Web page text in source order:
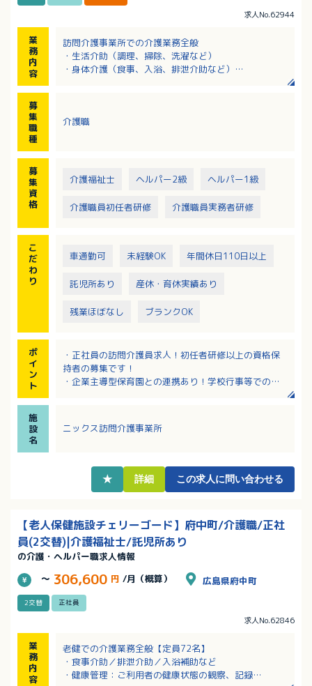
求人No.62944
業
務
内
容
訪問介護事業所での介護業務全般
・生活介助（調理、掃除、洗濯など）
・身体介護（食事、入浴、排泄介助など）
あり
募
集
職
種
介護職
募
集
資
格
介護福祉士 ヘルパー2級 ヘルパー1級
介護職員初任者研修 介護職員実務者研修
こ
だ
わ
り
車通勤可 未経験OK 年間休日110日以上
託児所あり 産休・育休実績あり
残業ほぼなし ブランクOK
ポ
イ
ン
ト
・正社員の訪問介護員求人！初任者研修以上の資格保
持者の募集です！
・企業主導型保育園との連携あり！学校行事等での休
トの予定がたてやすく働きやすい！
・最初は先輩職員が同行しますので、経験の浅い方で
施
設
名
ニックス訪問介護事業所
★ 詳細 この求人に問い合わせる
【老人保健施設チェリーゴード】府中町/介護職/正社
員(2交替)|介護福祉士/託児所あり
の介護・ヘルパー職求人情報
～ 306,600 円 /月（概算） 広島県府中町
2交替 正社員
求人No.62846
業
務
内
容
老健での介護業務全般【定員72名】
・食事介助／排泄介助／入浴補助など
・健康管理：ご利用者の健康状態の観察、記録